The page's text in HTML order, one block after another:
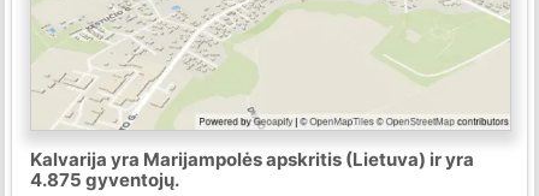
Kalvarija yra Marijampolės apskritis (Lietuva) ir yra
4.875 gyventojų.